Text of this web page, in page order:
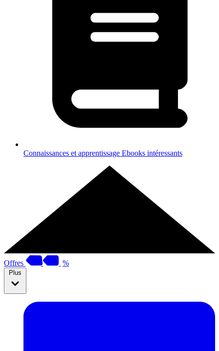
Connaissances et apprentissage Ebooks intéressants
Offres %
Plus